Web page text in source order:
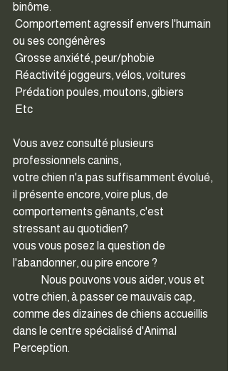
binôme.
ou ses congénères
Grosse anxiété, peur/phobie
Réactivité joggeurs, vélos, voitures
Prédation poules, moutons, gibiers
Etc
Vous avez consulté plusieurs
professionnels canins,
votre chien n'a pas suffisamment évolué,
il présente encore, voire plus, de
comportements gênants, c'est
stressant au quotidien?
vous vous posez la question de
l'abandonner, ou pire encore ?
votre chien, à passer ce mauvais cap,
comme des dizaines de chiens accueillis
dans le centre spécialisé d'Animal
Perception.